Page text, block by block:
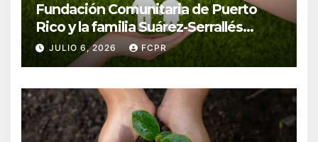
Fundación Comunitaria de Puerto
Rico y la familia Suárez-Serrallés
anuncian convocatoria para
fortalecer hogares y albergues
JULIO 6, 2026 FCPR